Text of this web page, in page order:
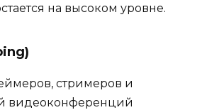
на высоком уровне.
стримеров и
видеоконференций